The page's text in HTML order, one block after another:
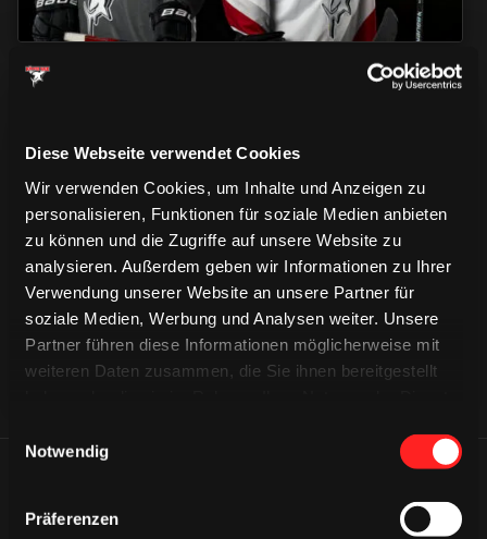
Diese Webseite verwendet Cookies
Wir verwenden Cookies, um Inhalte und Anzeigen zu
personalisieren, Funktionen für soziale Medien anbieten
zu können und die Zugriffe auf unsere Website zu
analysieren. Außerdem geben wir Informationen zu Ihrer
Verwendung unserer Website an unsere Partner für
soziale Medien, Werbung und Analysen weiter. Unsere
Partner führen diese Informationen möglicherweise mit
weiteren Daten zusammen, die Sie ihnen bereitgestellt
Notwendig
Präferenzen
CAPS & CO
CAPS & CO
CAPS & CO